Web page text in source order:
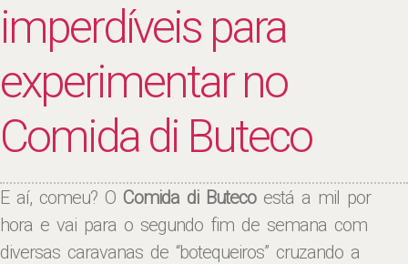
imperdíveis para
experimentar no
Comida di Buteco
E aí, comeu? O Comida di Butecoestá a mil por
hora e vai para o segundo fim de semana com
diversas caravanas de “botequeiros” cruzando a